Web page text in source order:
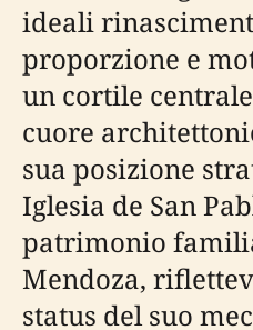
ideali
proporzione e
un cortile
cuore
sua posizione
Iglesia de San
patrimonio
Mendoza,
status del suo